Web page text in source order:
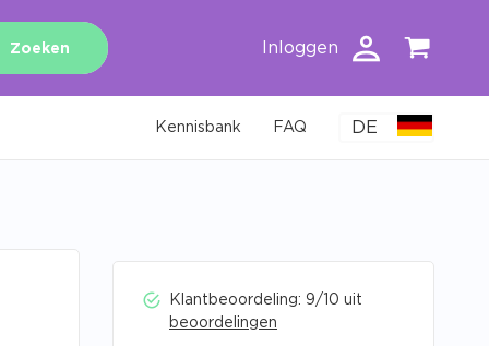
Zoeken Inloggen
Kennisbank FAQ DE
Klantbeoordeling: 9/10 uit
beoordelingen